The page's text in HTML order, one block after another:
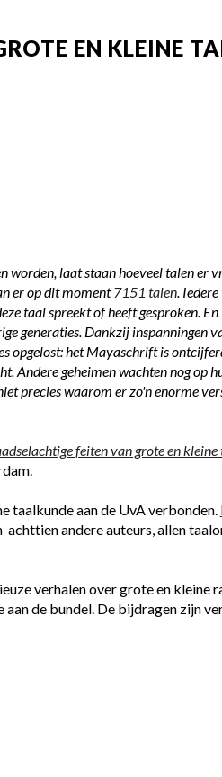
EN KLEINE
worden, laat staan hoeveel talen er
er op dit moment 7151 talen.
taal spreekt of heeft gesproken.
generaties. Dankzij inspanningen
opgelost: het Mayaschrift is
Andere geheimen wachten nog op
precies waarom er zo'n enorme
feiten van grote en kleine
taalkunde aan de UvA verbonden.
achttien andere auteurs, allen
verhalen over grote en kleine
de bundel. De bijdragen zijn